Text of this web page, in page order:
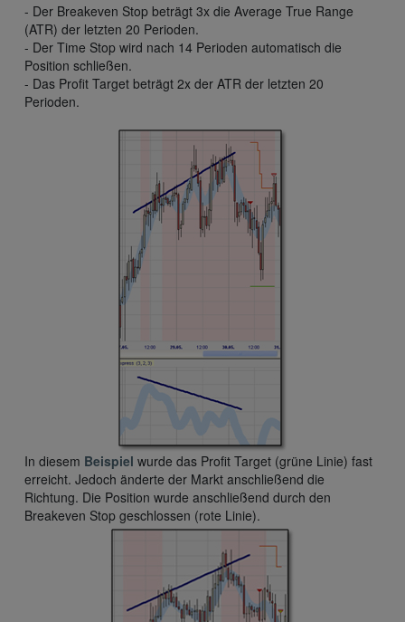
- Der Breakeven Stop beträgt 3x die Average True Range
(ATR) der letzten 20 Perioden.
- Der Time Stop wird nach 14 Perioden automatisch die
Position schließen.
- Das Profit Target beträgt 2x der ATR der letzten 20
Perioden.
In diesem Beispiel wurde das Profit Target (grüne Linie) fast
erreicht. Jedoch änderte der Markt anschließend die
Richtung. Die Position wurde anschließend durch den
Breakeven Stop geschlossen (rote Linie).